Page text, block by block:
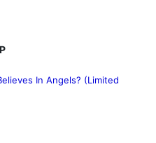
In Angels? (Limited